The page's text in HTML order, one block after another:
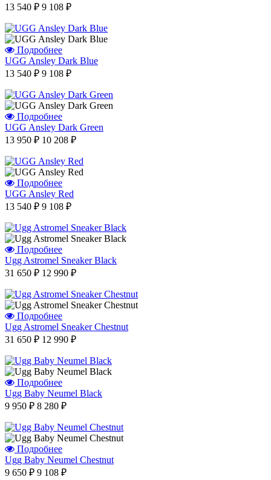
13 540 ₽ 9 108 ₽
Подробнее
UGG Ansley Dark Blue
13 540 ₽ 9 108 ₽
Подробнее
UGG Ansley Dark Green
13 950 ₽ 10 208 ₽
Подробнее
UGG Ansley Red
13 540 ₽ 9 108 ₽
Подробнее
Ugg Astromel Sneaker Black
31 650 ₽ 12 990 ₽
Подробнее
Ugg Astromel Sneaker Chestnut
31 650 ₽ 12 990 ₽
Подробнее
Ugg Baby Neumel Black
9 950 ₽ 8 280 ₽
Подробнее
Ugg Baby Neumel Chestnut
9 650 ₽ 9 108 ₽